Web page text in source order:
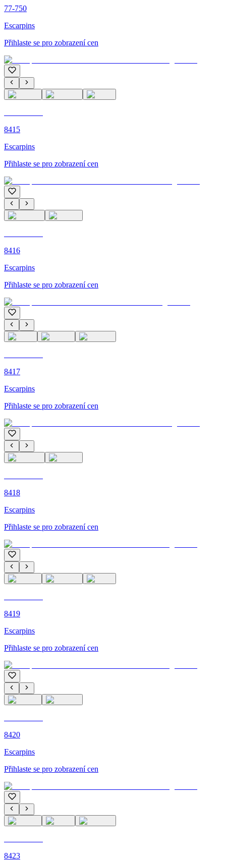
77-750
Escarpins
Přihlaste se pro zobrazení cen
8415
Escarpins
Přihlaste se pro zobrazení cen
8416
Escarpins
Přihlaste se pro zobrazení cen
8417
Escarpins
Přihlaste se pro zobrazení cen
8418
Escarpins
Přihlaste se pro zobrazení cen
8419
Escarpins
Přihlaste se pro zobrazení cen
8420
Escarpins
Přihlaste se pro zobrazení cen
8423